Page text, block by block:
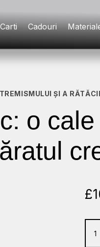
Carti Cadouri
ȘI A
o
£